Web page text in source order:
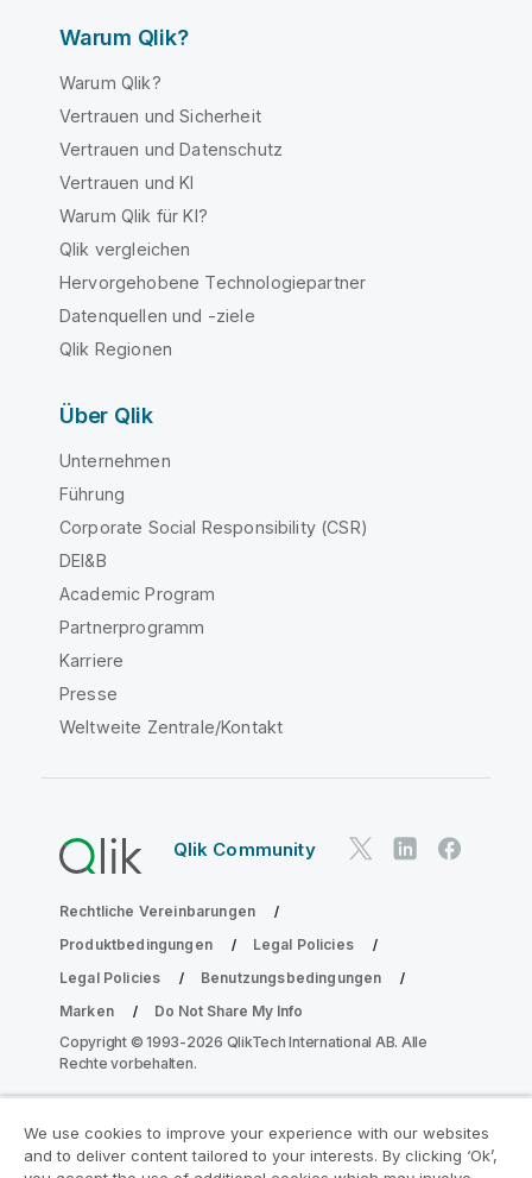
Warum Qlik?
Warum Qlik?
Vertrauen und Sicherheit
Vertrauen und Datenschutz
Vertrauen und KI
Warum Qlik für KI?
Qlik vergleichen
Hervorgehobene Technologiepartner
Datenquellen und -ziele
Qlik Regionen
Über Qlik
Unternehmen
Führung
Corporate Social Responsibility (CSR)
DEI&B
Academic Program
Partnerprogramm
Karriere
Presse
Weltweite Zentrale/Kontakt
Qlik Community
Rechtliche Vereinbarungen
Produktbedingungen
Legal Policies
Legal Policies
Benutzungsbedingungen
Marken
Do Not Share My Info
Copyright © 1993-2026 QlikTech International AB. Alle
Rechte vorbehalten.
Nehmen Sie am Analyse-
We use cookies to improve your experience with our websites
and to deliver content tailored to your interests. By clicking ‘Ok’,